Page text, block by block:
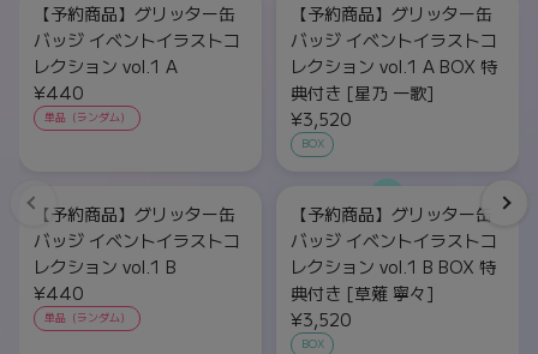
【予約商品】グリッター缶
バッジ イベントイラストコ
レクション vol.1 A
¥440
単品（ランダム）
【予約商品】グリッター缶
バッジ イベントイラストコ
レクション vol.1 A BOX 特
典付き [星乃 一歌]
¥3,520
BOX
【予約商品】グリッター缶
バッジ イベントイラストコ
レクション vol.1 B
¥440
単品（ランダム）
【予約商品】グリッター缶
バッジ イベントイラストコ
レクション vol.1 B BOX 特
典付き [草薙 寧々]
¥3,520
BOX